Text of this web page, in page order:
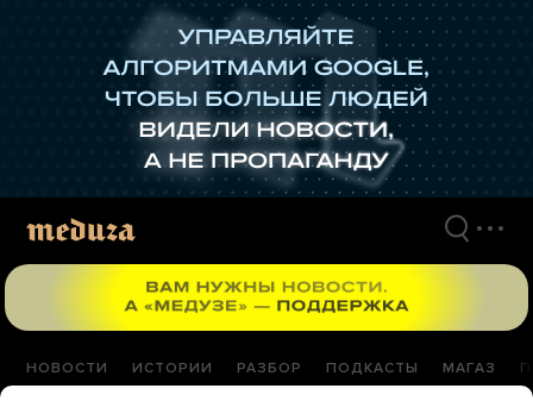
НОВОСТИ ИСТОРИИ РАЗБОР ПОДКАСТЫ МАГАЗ